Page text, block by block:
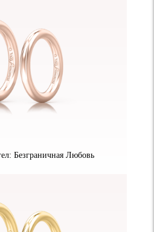
Безграничная Любовь